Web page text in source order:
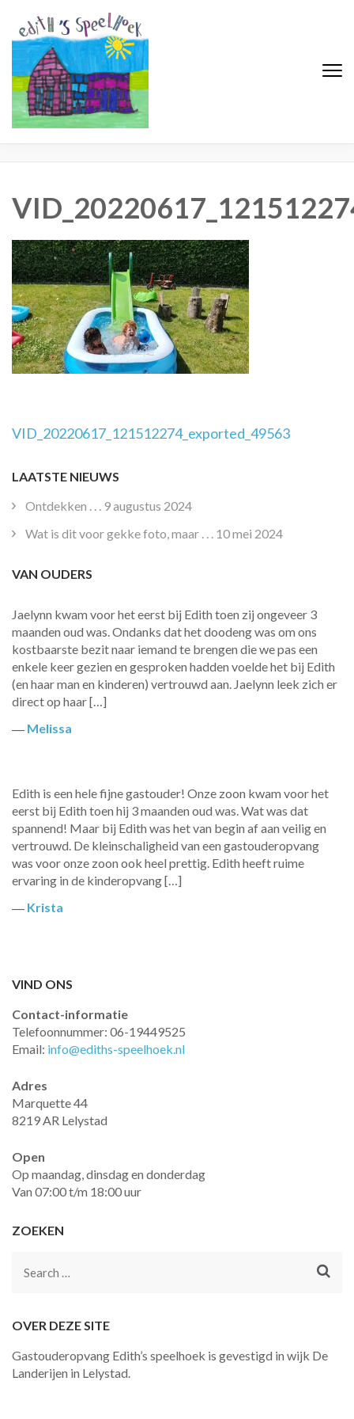
Edith's Speelhoek
Post
VID_20220617_121512274_exported_49563
LAATSTE NIEUWS
Ontdekken . . . 9 augustus 2024
Wat is dit voor gekke foto, maar . . . 10 mei 2024
VAN OUDERS
Jaelynn kwam voor het eerst bij Edith toen zij ongeveer 3
maanden oud was. Ondanks dat het doodeng was om ons
kostbaarste bezit naar iemand te brengen die we pas een
enkele keer gezien en gesproken hadden voelde het bij Edith
(en haar man en kinderen) vertrouwd aan. Jaelynn leek zich er
direct op haar […]
― Melissa
Edith is een hele fijne gastouder! Onze zoon kwam voor het
eerst bij Edith toen hij 3 maanden oud was. Wat was dat
spannend! Maar bij Edith was het van begin af aan veilig en
vertrouwd. De kleinschaligheid van een gastouderopvang
was voor onze zoon ook heel prettig. Edith heeft ruime
ervaring in de kinderopvang […]
― Krista
VIND ONS
Contact-informatie
Telefoonnummer: 06-19449525
Email: info@ediths-speelhoek.nl
Adres
Marquette 44
8219 AR Lelystad
Open
Op maandag, dinsdag en donderdag
Van 07:00 t/m 18:00 uur
ZOEKEN
Search
OVER DEZE SITE
Gastouderopvang Edith’s speelhoek is gevestigd in wijk De
Landerijen in Lelystad.